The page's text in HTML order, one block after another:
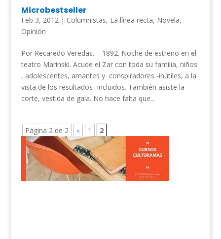
Microbestseller
Feb 3, 2012| Columnistas, La línea recta, Novela,
Opinión
Por Recaredo Veredas. 1892. Noche de estreno en el
teatro Marinski. Acude el Zar con toda su familia, niños
, adolescentes, amantes y conspiradores -inútiles, a la
vista de los resultados- incluidos. También asiste la
corte, vestida de gala. No hace falta que...
Página 2 de 2 « 1 2